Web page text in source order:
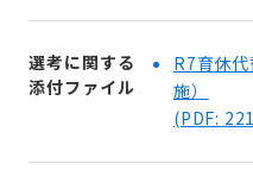
選考に関する
添付ファイル
R7育休
施）
(PDF: